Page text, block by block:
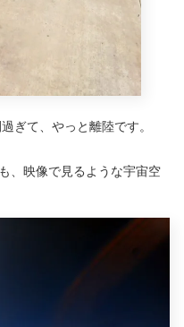
ぎて、やっと離陸です。
、映像で見るような宇宙空